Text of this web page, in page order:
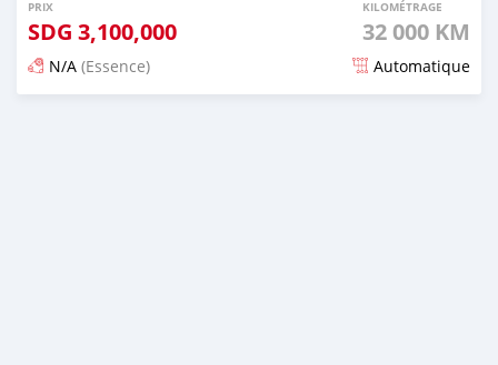
PRIX
SDG 3,100,000
KILOMÉTRAGE
32 000 KM
N/A (Essence) Automatique